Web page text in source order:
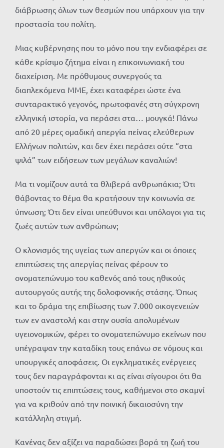
διάβρωσης όλων των θεσμών που υπάρχουν για την
προστασία του πολίτη.
Μιας κυβέρνησης που το μόνο που την ενδιαφέρει σε
κάθε κρίσιμο ζήτημα είναι η επικοινωνιακή του
διαχείριση. Με πρόθυμους συνεργούς τα
διαπλεκόμενα ΜΜΕ, έχει καταφέρει ώστε ένα
συνταρακτικό γεγονός, πρωτοφανές στη σύγχρονη
ελληνική ιστορία, να περάσει στα… μουγκά! Πάνω
από 20 μέρες ομαδική απεργία πείνας ελεύθερων
Ελλήνων πολιτών, και δεν έχει περάσει ούτε “στα
ψιλά” των ειδήσεων των μεγάλων καναλιών!
Μα τι νομίζουν αυτά τα θλιβερά ανθρωπάκια; Ότι
θάβοντας το θέμα θα κρατήσουν την κοινωνία σε
ύπνωση; Ότι δεν είναι υπεύθυνοι και υπόλογοι για τις
ζωές αυτών των ανθρώπων;
Ο κλονισμός της υγείας των απεργών και οι όποιες
επιπτώσεις της απεργίας πείνας φέρουν το
ονοματεπώνυμο του καθενός από τους ηθικούς
αυτουργούς αυτής της δολοφονικής στάσης. Όπως
και το δράμα της επιβίωσης των 7.000 οικογενειών
των εν αναστολή και στην ουσία απολυμένων
υγειονομικών, φέρει το ονοματεπώνυμο εκείνων που
υπέγραψαν την καταδίκη τους επάνω σε νόμους και
υπουργικές αποφάσεις. Οι εγκληματικές ενέργειες
τους δεν παραγράφονται κι ας είναι σίγουροι ότι θα
υποστούν τις επιπτώσεις τους, καθήμενοι στο σκαμνί
για να κριθούν από την ποινική δικαιοσύνη την
κατάλληλη στιγμή.
Κανένας δεν αξίζει να παραδώσει βορά τη ζωή του